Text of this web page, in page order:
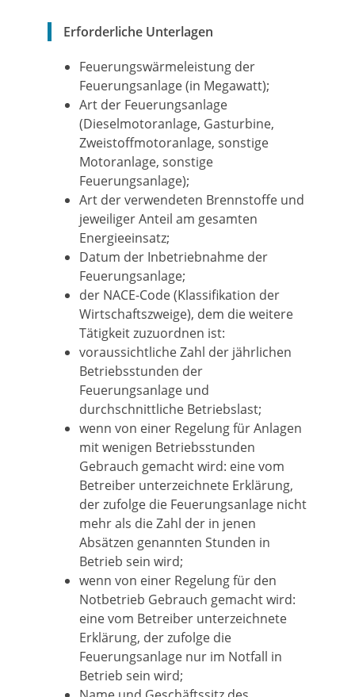
Erforderliche Unterlagen
Feuerungswärmeleistung der
Feuerungsanlage (in Megawatt);
Art der Feuerungsanlage
(Dieselmotoranlage, Gasturbine,
Zweistoffmotoranlage, sonstige
Motoranlage, sonstige
Feuerungsanlage);
Art der verwendeten Brennstoffe und
jeweiliger Anteil am gesamten
Energieeinsatz;
Datum der Inbetriebnahme der
Feuerungsanlage;
der NACE-Code (Klassifikation der
Wirtschaftszweige), dem die weitere
Tätigkeit zuzuordnen ist:
voraussichtliche Zahl der jährlichen
Betriebsstunden der
Feuerungsanlage und
durchschnittliche Betriebslast;
wenn von einer Regelung für Anlagen
mit wenigen Betriebsstunden
Gebrauch gemacht wird: eine vom
Betreiber unterzeichnete Erklärung,
der zufolge die Feuerungsanlage nicht
mehr als die Zahl der in jenen
Absätzen genannten Stunden in
Betrieb sein wird;
wenn von einer Regelung für den
Notbetrieb Gebrauch gemacht wird:
eine vom Betreiber unterzeichnete
Erklärung, der zufolge die
Feuerungsanlage nur im Notfall in
Betrieb sein wird;